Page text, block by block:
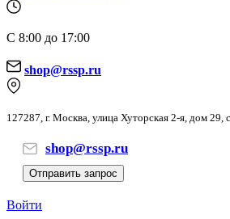
С 8:00 до 17:00
shop@rssp.ru
127287, г. Москва, улица Хуторская 2-я, дом 29,
shop@rssp.ru
Отправить запрос
Войти